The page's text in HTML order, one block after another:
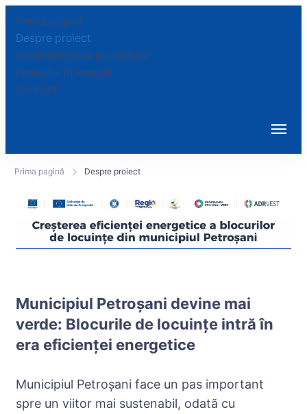
Prima pagină
Despre proiect
Implementarea proiectului
Proiectul în imagini
Contact
Prima pagină Despre proiect
Municipiul Petroșani devine mai
verde: Blocurile de locuințe intră în
era eficienței energetice
Municipiul Petroșani face un pas important
spre un viitor mai sustenabil, odată cu